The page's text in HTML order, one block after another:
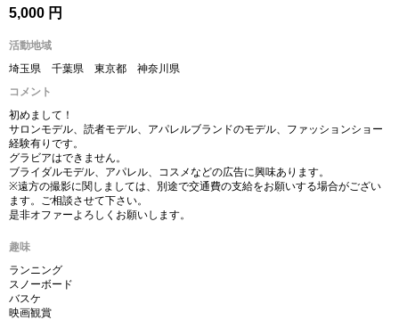
5,000 円
活動地域
埼玉県 千葉県 東京都 神奈川県
コメント
初めまして！
サロンモデル、読者モデル、アパレルブランドのモデル、ファッションショー
経験有りです。
グラビアはできません。
ブライダルモデル、アパレル、コスメなどの広告に興味あります。
※遠方の撮影に関しましては、別途で交通費の支給をお願いする場合がござい
ます。ご相談させて下さい。
是非オファーよろしくお願いします。
趣味
ランニング
スノーボード
バスケ
映画観賞